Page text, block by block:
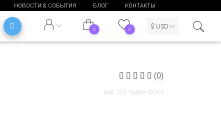
НОВОСТИ & СОБЫТИЯ БЛОГ КОНТАКТЫ
0 0 $ USD
(0)
код: 226 пудра-фрез